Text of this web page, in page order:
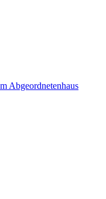
Abgeordnetenhaus